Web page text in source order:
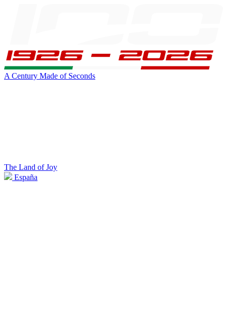
A Century Made of Seconds
The Land of Joy
España